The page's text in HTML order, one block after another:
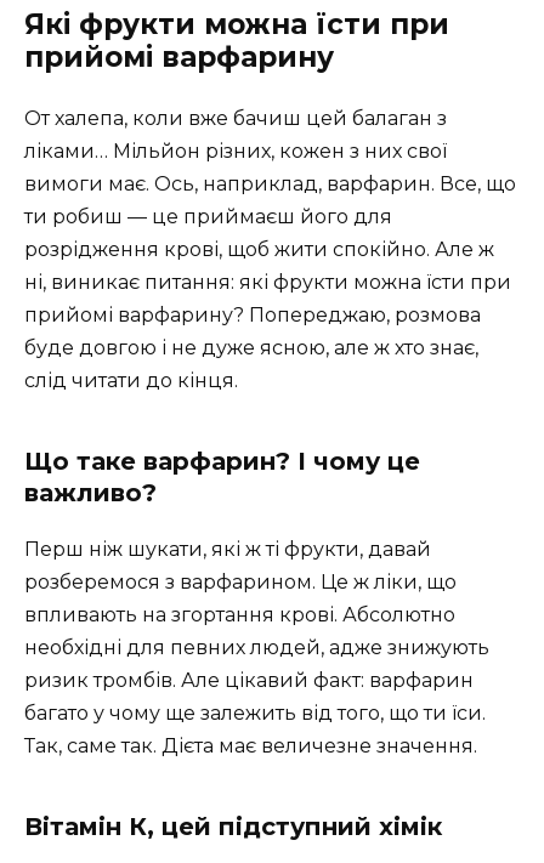
Які фрукти можна їсти при
прийомі варфарину
От халепа, коли вже бачиш цей балаган з
ліками… Мільйон різних, кожен з них свої
вимоги має. Ось, наприклад, варфарин. Все, що
ти робиш — це приймаєш його для
розрідження крові, щоб жити спокійно. Але ж
ні, виникає питання: які фрукти можна їсти при
прийомі варфарину? Попереджаю, розмова
буде довгою і не дуже ясною, але ж хто знає,
слід читати до кінця.
Що таке варфарин? І чому це
важливо?
Перш ніж шукати, які ж ті фрукти, давай
розберемося з варфарином. Це ж ліки, що
впливають на згортання крові. Абсолютно
необхідні для певних людей, адже знижують
ризик тромбів. Але цікавий факт: варфарин
багато у чому ще залежить від того, що ти їси.
Так, саме так. Дієта має величезне значення.
Вітамін К, цей підступний хімік